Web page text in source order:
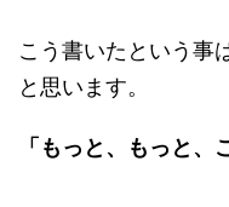
こう書いたという事
と思います。
「もっと、もっと、